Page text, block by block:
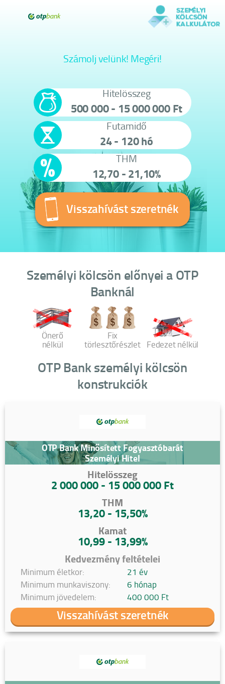
Számolj velünk! Megéri!
Hitelösszeg
500 000 - 15 000 000 Ft
Futamidő
24 - 120 hó
THM
12,70 - 21,10%
Visszahívást szeretnék
Személyi kölcsön előnyei a OTP
Banknál
Önerő
nélkül
Fix
törlesztőrészlet Fedezet nélkül
OTP Bank személyi kölcsön
konstrukciók
OTP Bank Minősített Fogyasztóbarát
Személyi Hitel
Hitelösszeg
2 000 000 - 15 000 000 Ft
THM
13,20 - 15,50%
Kamat
10,99 - 13,99%
Kedvezmény feltételei
Minimum életkor:
21 év
Minimum munkaviszony:
6 hónap
Minimum jövedelem:
400 000 Ft
Visszahívást szeretnék